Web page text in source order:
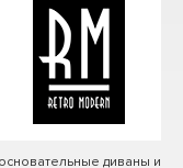
диваны и